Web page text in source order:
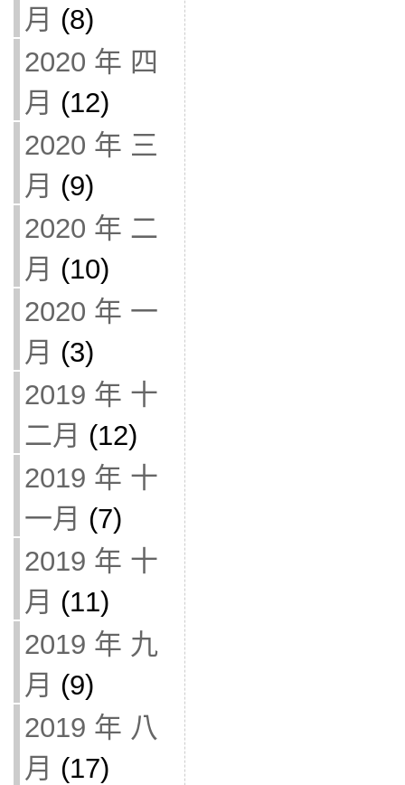
月 (8)
2020 年 四
月 (12)
2020 年 三
月 (9)
2020 年 二
月 (10)
2020 年 一
月 (3)
2019 年 十
二月 (12)
2019 年 十
一月 (7)
2019 年 十
月 (11)
2019 年 九
月 (9)
2019 年 八
月 (17)